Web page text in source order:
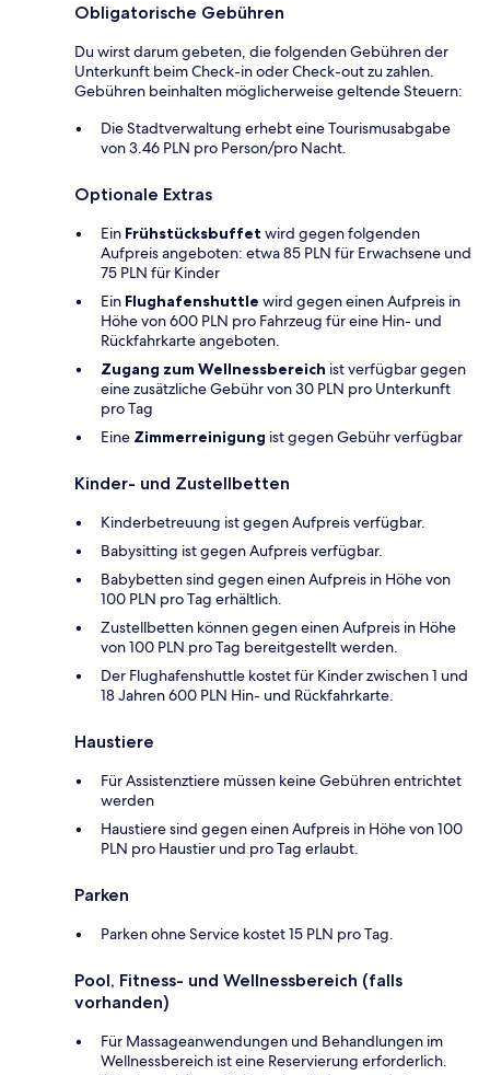
Obligatorische Gebühren
Du wirst darum gebeten, die folgenden Gebühren der
Unterkunft beim Check-in oder Check-out zu zahlen.
Gebühren beinhalten möglicherweise geltende Steuern:
Die Stadtverwaltung erhebt eine Tourismusabgabe
von 3.46 PLN pro Person/pro Nacht.
Optionale Extras
Ein Frühstücksbuffet wird gegen folgenden
Aufpreis angeboten: etwa 85 PLN für Erwachsene und
75 PLN für Kinder
Ein Flughafenshuttle wird gegen einen Aufpreis in
Höhe von 600 PLN pro Fahrzeug für eine Hin- und
Rückfahrkarte angeboten.
Zugang zum Wellnessbereich ist verfügbar gegen
eine zusätzliche Gebühr von 30 PLN pro Unterkunft
pro Tag
Eine Zimmerreinigung ist gegen Gebühr verfügbar
Kinder- und Zustellbetten
Kinderbetreuung ist gegen Aufpreis verfügbar.
Babysitting ist gegen Aufpreis verfügbar.
Babybetten sind gegen einen Aufpreis in Höhe von
100 PLN pro Tag erhältlich.
Zustellbetten können gegen einen Aufpreis in Höhe
von 100 PLN pro Tag bereitgestellt werden.
Der Flughafenshuttle kostet für Kinder zwischen 1 und
18 Jahren 600 PLN Hin- und Rückfahrkarte.
Haustiere
Für Assistenztiere müssen keine Gebühren entrichtet
werden
Haustiere sind gegen einen Aufpreis in Höhe von 100
PLN pro Haustier und pro Tag erlaubt.
Parken
Parken ohne Service kostet 15 PLN pro Tag.
Pool, Fitness- und Wellnessbereich (falls
vorhanden)
Für Massageanwendungen und Behandlungen im
Wellnessbereich ist eine Reservierung erforderlich.